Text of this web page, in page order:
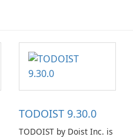
TODOIST 9.30.0
TODOIST by Doist Inc. is